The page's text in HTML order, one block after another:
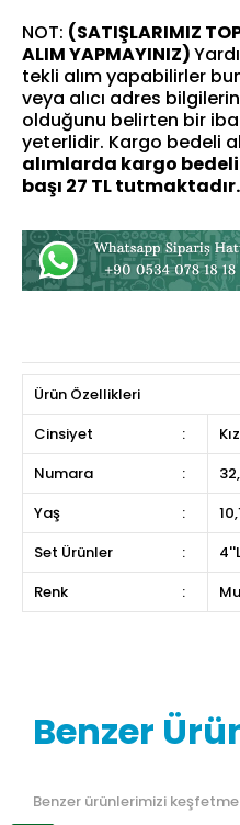
NOT: (SATIŞLARIMIZ
ALIM YAPMAYINIZ)
tekli alım yapabilirler
veya alıcı adres
olduğunu belirten bir
yeterlidir. Kargo bedeli
alımlarda kargo
başı 27 TL tutmaktadır.
Ürün Özellikleri
Cinsiyet
:
Numara
:
Yaş
:
Set Ürünler
:
Renk
:
Benzer
Benzer ürünlerimizi